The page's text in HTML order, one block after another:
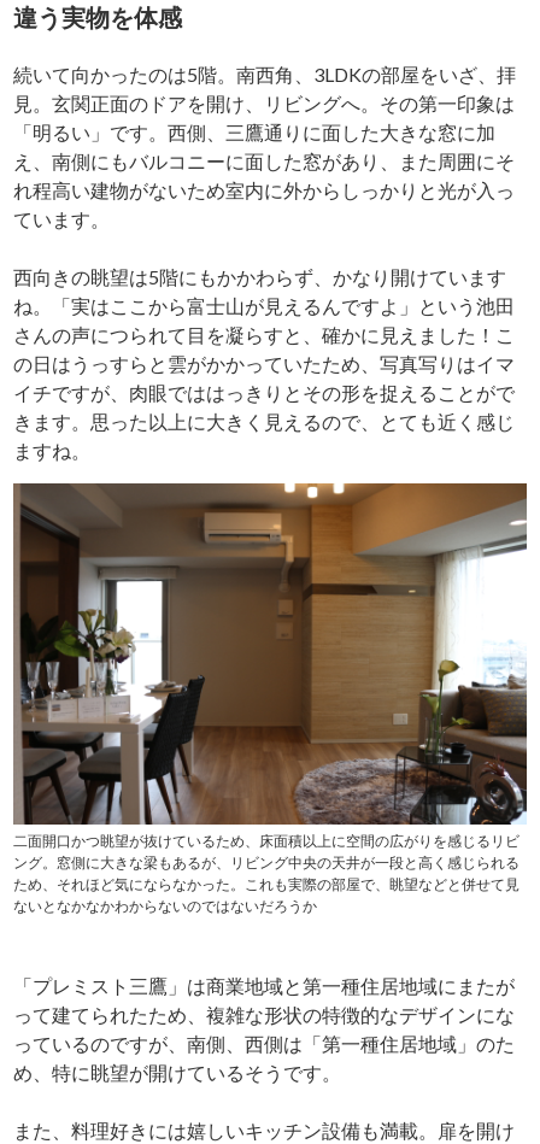
違う実物を体感
続いて向かったのは5階。南西角、3LDKの部屋をいざ、拝
見。玄関正面のドアを開け、リビングへ。その第一印象は
「明るい」です。西側、三鷹通りに面した大きな窓に加
え、南側にもバルコニーに面した窓があり、また周囲にそ
れ程高い建物がないため室内に外からしっかりと光が入っ
ています。
西向きの眺望は5階にもかかわらず、かなり開けています
ね。「実はここから富士山が見えるんですよ」という池田
さんの声につられて目を凝らすと、確かに見えました！こ
の日はうっすらと雲がかかっていたため、写真写りはイマ
イチですが、肉眼でははっきりとその形を捉えることがで
きます。思った以上に大きく見えるので、とても近く感じ
ますね。
二面開口かつ眺望が抜けているため、床面積以上に空間の広がりを感じるリビ
ング。窓側に大きな梁もあるが、リビング中央の天井が一段と高く感じられる
ため、それほど気にならなかった。これも実際の部屋で、眺望などと併せて見
ないとなかなかわからないのではないだろうか
「プレミスト三鷹」は商業地域と第一種住居地域にまたが
って建てられたため、複雑な形状の特徴的なデザインにな
っているのですが、南側、西側は「第一種住居地域」のた
め、特に眺望が開けているそうです。
また、料理好きには嬉しいキッチン設備も満載。扉を開け